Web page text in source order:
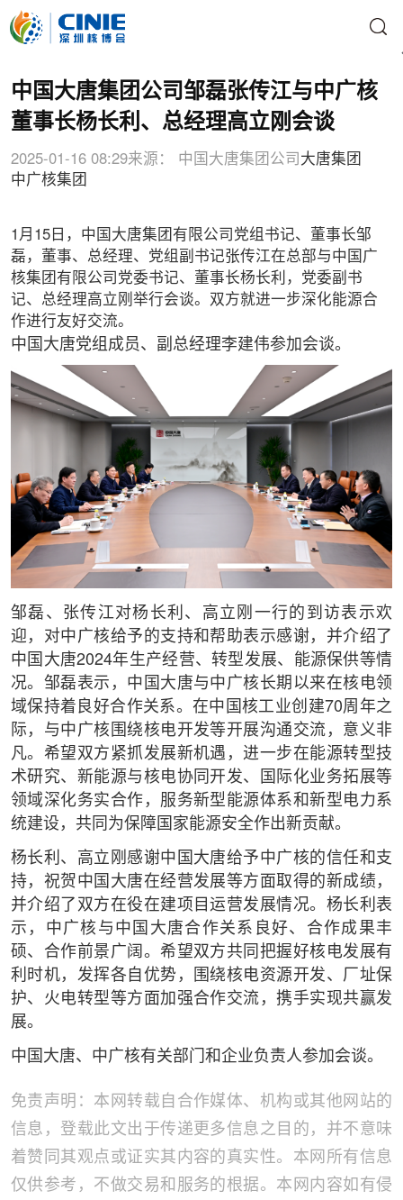
中国大唐集团公司邹磊张传江与中广核
董事长杨长利、总经理高立刚会谈
2025-01-16 08:29来源： 中国大唐集团公司 大唐集团
中广核集团
1月15日，中国大唐集团有限公司党组书记、董事长邹
磊，董事、总经理、党组副书记张传江在总部与中国广
核集团有限公司党委书记、董事长杨长利，党委副书
记、总经理高立刚举行会谈。双方就进一步深化能源合
作进行友好交流。
中国大唐党组成员、副总经理李建伟参加会谈。
邹磊、张传江对杨长利、高立刚一行的到访表示欢
迎，对中广核给予的支持和帮助表示感谢，并介绍了
中国大唐2024年生产经营、转型发展、能源保供等情
况。邹磊表示，中国大唐与中广核长期以来在核电领
域保持着良好合作关系。在中国核工业创建70周年之
际，与中广核围绕核电开发等开展沟通交流，意义非
凡。希望双方紧抓发展新机遇，进一步在能源转型技
术研究、新能源与核电协同开发、国际化业务拓展等
领域深化务实合作，服务新型能源体系和新型电力系
统建设，共同为保障国家能源安全作出新贡献。
杨长利、高立刚感谢中国大唐给予中广核的信任和支
持，祝贺中国大唐在经营发展等方面取得的新成绩，
并介绍了双方在役在建项目运营发展情况。杨长利表
示，中广核与中国大唐合作关系良好、合作成果丰
硕、合作前景广阔。希望双方共同把握好核电发展有
利时机，发挥各自优势，围绕核电资源开发、厂址保
护、火电转型等方面加强合作交流，携手实现共赢发
展。
中国大唐、中广核有关部门和企业负责人参加会谈。
免责声明：本网转载自合作媒体、机构或其他网站的
信息，登载此文出于传递更多信息之目的，并不意味
着赞同其观点或证实其内容的真实性。本网所有信息
仅供参考，不做交易和服务的根据。本网内容如有侵